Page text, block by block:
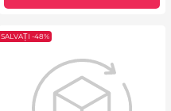
SALVAȚI -48%